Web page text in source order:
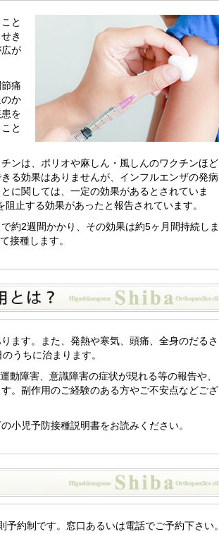
と
き
が
痛
か
を
と
ンは、ポリオや麻しん・風しんのワクチンほど
る効果はありませんが、インフルエンザの発病
に関しては、一定の効果があるとされていま
止する効果があったと報告されています。
約2週間かかり、その効果は約5ヶ月間持続しま
接種します。
ます。また、発熱や寒気、頭痛、全身のだるさ
うちに治まります。
障害、意識障害の症状が現れる等の報告や、
。副作用のご経験のある方やご不安点などござ
小児予防接種説明書をお読みください。
約制です。窓口あるいは電話でご予約下さい。